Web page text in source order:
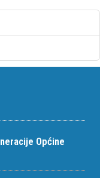
Općine